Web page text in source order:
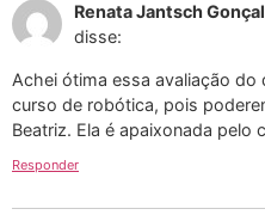
Renata Jantsch
disse:
Achei ótima essa avaliação
curso de robótica, pois
Beatriz. Ela é apaixonada pelo
Responder